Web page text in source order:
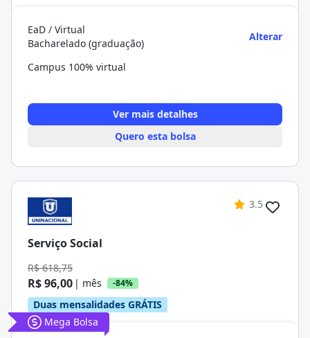
EaD / Virtual
Bacharelado (graduação)
Alterar
Campus 100% virtual
Ver mais detalhes
Quero esta bolsa
3.5
Serviço Social
R$ 618,75
R$ 96,00 | mês -84%
Duas mensalidades GRÁTIS
Mega Bolsa